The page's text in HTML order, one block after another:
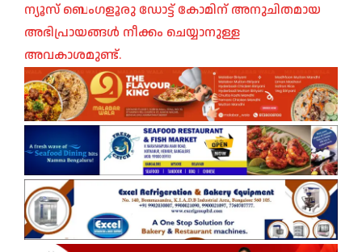
ന്യൂസ് ബെംഗളൂരു ഡോട്ട് കോമിന് അനുചിതമായ
അഭിപ്രായങ്ങൾ നീക്കം ചെയ്യാനുള്ള
അവകാശമുണ്ട്.